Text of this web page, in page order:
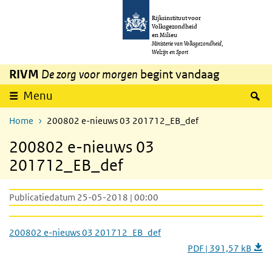
Overslaan en naar de inhoud gaan
Rijksinstituut voor
Volksgezondheid
en Milieu
Ministerie van Volksgezondheid,
Welzijn en Sport
RIVM De zorg voor morgen begint vandaag
Menu
Home 200802 e-nieuws 03 201712_EB_def
200802 e-nieuws 03
201712_EB_def
Publicatiedatum 25-05-2018 | 00:00
200802 e-nieuws 03 201712_EB_def
PDF | 391,57 kB